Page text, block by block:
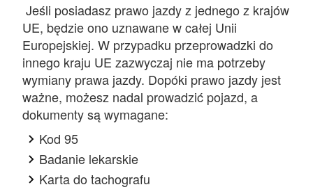
Jeśli posiadasz prawo jazdy z jednego z krajów
UE, będzie ono uznawane w całej Unii
Europejskiej. W przypadku przeprowadzki do
innego kraju UE zazwyczaj nie ma potrzeby
wymiany prawa jazdy. Dopóki prawo jazdy jest
ważne, możesz nadal prowadzić pojazd, a
dokumenty są wymagane:
Kod 95
Badanie lekarskie
Karta do tachografu